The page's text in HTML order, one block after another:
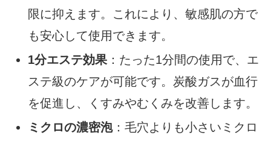
限に抑えます。これにより、敏感肌の方で
も安心して使用できます。
1分エステ効果 ：たった1分間の使用で、エ
ステ級のケアが可能です。炭酸ガスが血行
を促進し、くすみやむくみを改善します。
ミクロの濃密泡：毛穴よりも小さいミクロ